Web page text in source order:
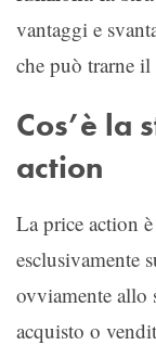
vantaggi e
che può trarne
Cos’è la
action
La price action
esclusivamente
ovviamente allo
acquisto o